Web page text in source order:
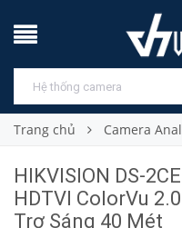
Trang chủ Camera
HIKVISION DS-
HDTVI ColorVu
Trợ Sáng 40 Mét